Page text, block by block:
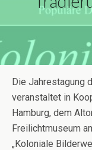
Die Jahrestagung
veranstaltet in
Hamburg, dem
Freilichtmuseum
„Koloniale